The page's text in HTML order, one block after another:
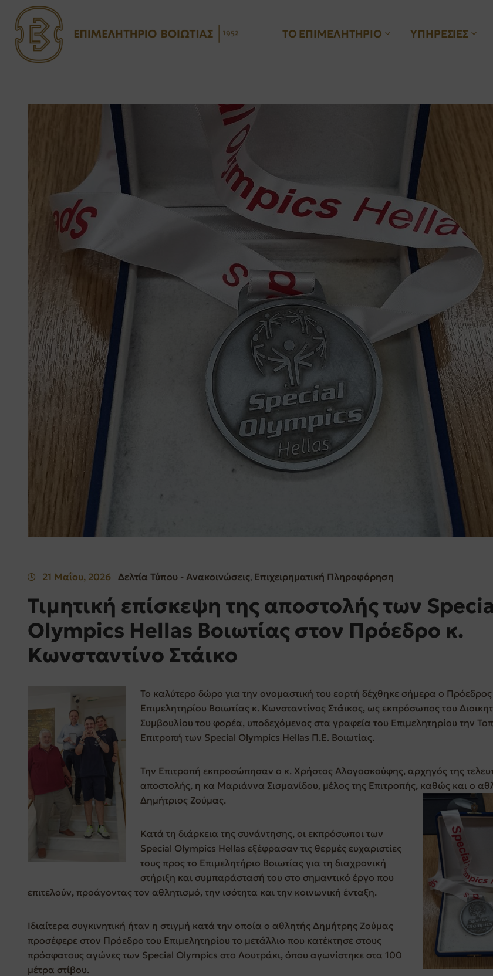
ΤΟ ΕΠΙΜΕΛΗΤΗΡΙΟ ΥΠΗΡΕΣΙΕΣ
21 Μαΐου, 2026 Δελτία Τύπου - Ανακοινώσεις‚ Επιχειρηματική Πληροφόρηση
Τιμητική επίσκεψη της αποστολής των
Olympics Hellas Βοιωτίας στον Πρόεδρο κ.
Κωνσταντίνο Στάικο
Το καλύτερο δώρο για την ονομαστική του εορτή δέχθηκε σήμερα ο Πρόεδρος
Επιμελητηρίου Βοιωτίας κ. Κωνσταντίνος Στάικος, ως εκπρόσωπος του
Συμβουλίου του φορέα, υποδεχόμενος στα γραφεία του Επιμελητηρίου την
Επιτροπή των Special Olympics Hellas Π.Ε. Βοιωτίας.
Την Επιτροπή εκπροσώπησαν ο κ. Χρήστος Αλογοσκούφης, αρχηγός της
αποστολής, η κα Μαριάννα Σισμανίδου, μέλος της Επιτροπής, καθώς και ο
Δημήτριος Ζούμας.
Κατά τη διάρκεια της συνάντησης, οι εκπρόσωποι των
Special Olympics Hellas εξέφρασαν τις θερμές ευχαριστίες
τους προς το Επιμελητήριο Βοιωτίας για τη διαχρονική
στήριξη και συμπαράστασή του στο σημαντικό έργο που
επιτελούν, προάγοντας τον αθλητισμό, την ισότητα και την κοινωνική ένταξη.
Ιδιαίτερα συγκινητική ήταν η στιγμή κατά την οποία ο αθλητής Δημήτρης Ζούμας
προσέφερε στον Πρόεδρο του Επιμελητηρίου το μετάλλιο που κατέκτησε στους
πρόσφατους αγώνες των Special Olympics στο Λουτράκι, όπου αγωνίστηκε στα 100
μέτρα στίβου.